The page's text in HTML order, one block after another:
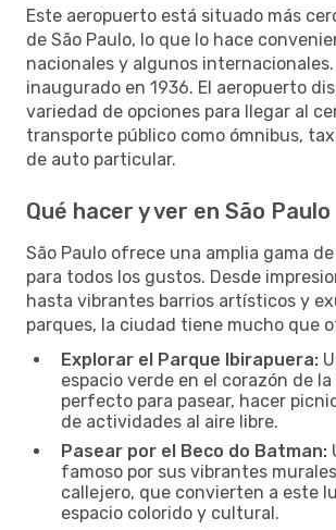
Este aeropuerto está situado más
de São Paulo, lo que lo hace
nacionales y algunos internacionales.
inaugurado en 1936. El aeropuerto
variedad de opciones para llegar al
transporte público como ómnibus,
de auto particular.
Qué hacer y ver en São Paulo
São Paulo ofrece una amplia gama
para todos los gustos. Desde
hasta vibrantes barrios artísticos y
parques, la ciudad tiene mucho que
Explorar el Parque Ibirapuera:
espacio verde en el corazón de
perfecto para pasear, hacer
de actividades al aire libre.
Pasear por el Beco do Batman:
famoso por sus vibrantes
callejero, que convierten a este
espacio colorido y cultural.